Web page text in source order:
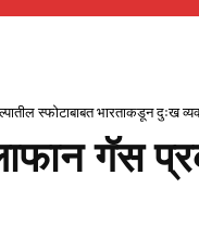
स्फोटाबाबत भारताकडून दुःख
गॅस